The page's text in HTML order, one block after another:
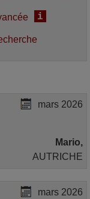
i
mars 2026
Mario,
AUTRICHE
mars 2026